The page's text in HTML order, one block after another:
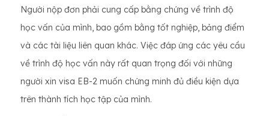
Người nộp đơn phải cung cấp bằng chứng về trình độ
học vấn của mình, bao gồm bằng tốt nghiệp, bảng điểm
và các tài liệu liên quan khác. Việc đáp ứng các yêu cầu
về trình độ học vấn này rất quan trọng đối với những
người xin visa EB-2 muốn chứng minh đủ điều kiện dựa
trên thành tích học tập của mình.